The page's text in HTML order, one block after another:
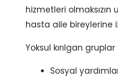
hizmetleri
hasta aile bireylerine
Yoksul kırılgan
Sosyal